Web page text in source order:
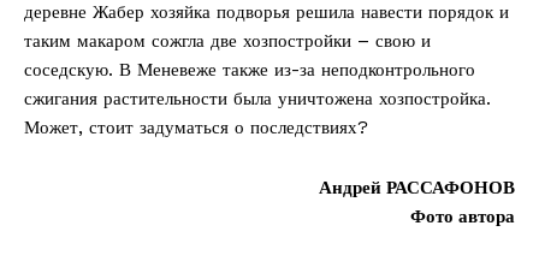
деревне Жабер хозяйка подворья решила навести порядок и
таким макаром сожгла две хозпостройки – свою и
соседскую. В Меневеже также из-за неподконтрольного
сжигания растительности была уничтожена хозпостройка.
Может, стоит задуматься о последствиях?
Андрей РАССАФОНОВ
Фото автора